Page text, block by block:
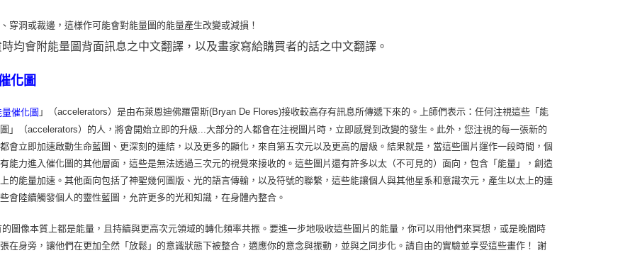
穿洞或裁邊，這樣作可能會對能量圖的能量產生改變或減損！
均會附能量圖背面訊息之中文翻譯，以及畫家寫給購買者的話之中文翻譯。
化圖
量催化圖 」（accelerators）是由布萊恩迪佛羅雷斯(Bryan De Flores)接收較高存有訊息所傳遞下來的。上師們表示：任何注視這些「能
」（accelerators）的人，將會開始立即的升級...大部分的人都會在注視圖片時，立即感覺到改變的發生。此外，您注視的每一張新的
會立即加速啟動生命藍圖、更深刻的連結，以及更多的顯化，來自第五次元以及更高的層級。結果就是，當這些圖片運作一段時間，個
能力進入催化圖的其他層面，這些是無法透過三次元的視覺來接收的。這些圖片還有許多以太（不可見的）面向，包含「能量」，創造
的能量加速。其他面向包括了神聖幾何圖版、光的語言傳輸，以及符號的聯繫，這些能讓個人與其他星系和意識次元，產生以太上的連
會陸續觸發個人的靈性藍圖，允許更多的光和知識，在身體內整合。
像本質上都是能量，且持續與更高次元領域的轉化頻率共振。要進一步地吸收這些圖片的能量，你可以用他們來冥想，或是晚間時
在身旁，讓他們在更加全然「放鬆」的意識狀態下被整合，適應你的意念與振動，並與之同步化。請自由的實驗並享受這些畫作！ 謝